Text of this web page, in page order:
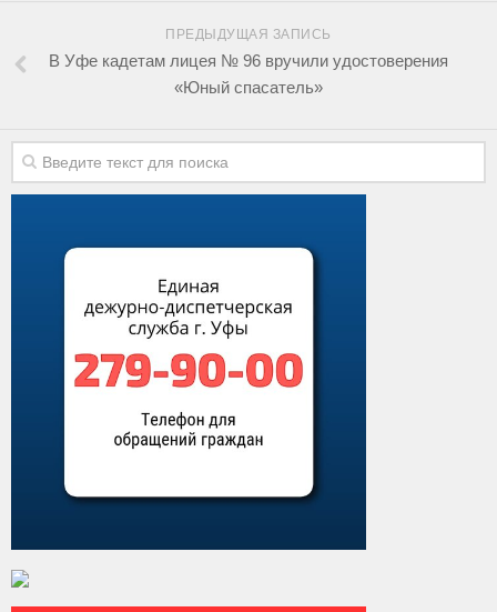
ПРЕДЫДУЩАЯ ЗАПИСЬ
В Уфе кадетам лицея № 96 вручили удостоверения
«Юный спасатель»